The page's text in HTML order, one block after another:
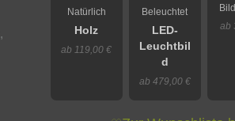
,
Natürlich
Holz
ab 119,00 €
Beleuchtet
LED-
Leuchtbil
d
ab 479,00 €
ab